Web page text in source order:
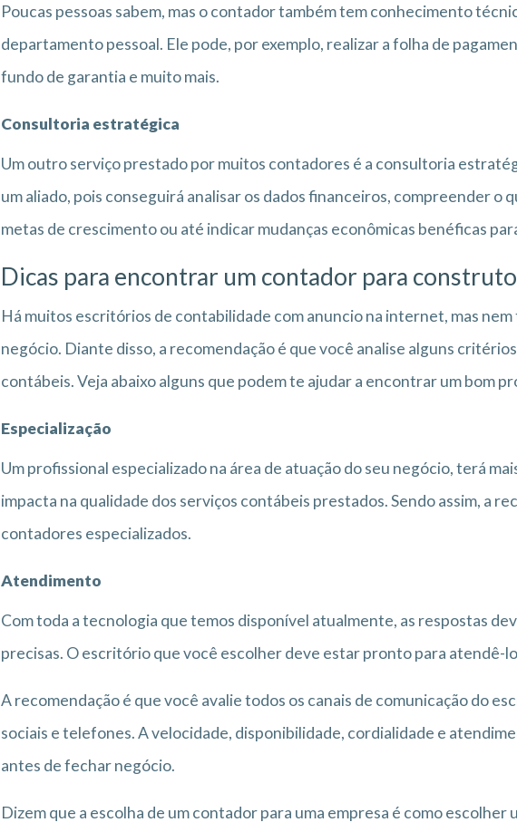
Poucas pessoas sabem, mas o contador também tem conhecimento
departamento pessoal. Ele pode, por exemplo, realizar a folha de
fundo de garantia e muito mais.
Consultoria estratégica
Um outro serviço prestado por muitos contadores é a consultoria
um aliado, pois conseguirá analisar os dados financeiros, compreender o
metas de crescimento ou até indicar mudanças econômicas benéficas
Dicas para encontrar um contador para
Há muitos escritórios de contabilidade com anuncio na internet, mas nem
negócio. Diante disso, a recomendação é que você analise alguns
contábeis. Veja abaixo alguns que podem te ajudar a encontrar um bom
Especialização
Um profissional especializado na área de atuação do seu negócio, terá
impacta na qualidade dos serviços contábeis prestados. Sendo assim, a
contadores especializados.
Atendimento
Com toda a tecnologia que temos disponível atualmente, as respostas
precisas. O escritório que você escolher deve estar pronto para atendê-
A recomendação é que você avalie todos os canais de comunicação do
sociais e telefones. A velocidade, disponibilidade, cordialidade e
antes de fechar negócio.
Dizem que a escolha de um contador para uma empresa é como escolher